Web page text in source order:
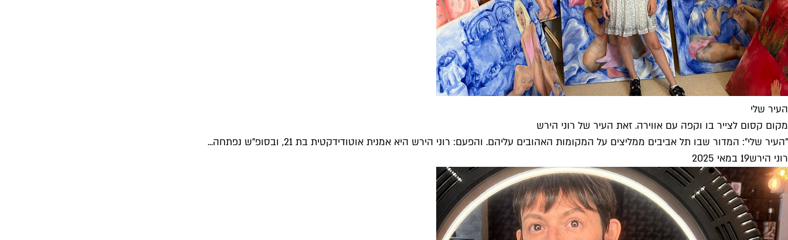
העיר שלי
מקום קסום לצייר בו וקפה עם אווירה. זאת העיר של רוני הירש
"העיר שלי": המדור שבו תל אביבים ממליצים על המקומות האהובים עליהם. והפעם: רוני הירש היא אמנית אוטודידקטית בת 21, ובסופ"ש נפתחה...
רוני הירש19 במאי 2025